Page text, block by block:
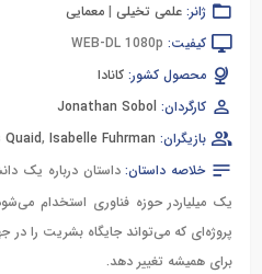
ژانر: علمی تخیلی | معمایی
کیفیت: WEB-DL 1080p
محصول کشور: کانادا
کارگردان: Jonathan Sobol
بازیگران:
Quaid, Isabelle Fuhrman
خلاصه داستان:داستان درباره یک
یک میلیاردر حوزه فناوری استخدام
پروژه‌ای که می‌تواند جایگاه بشریت را در
برای همیشه تغییر دهد.